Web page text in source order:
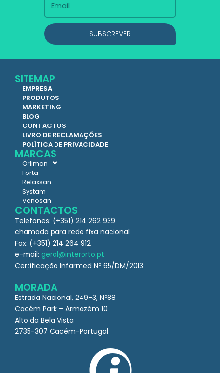
SUBSCREVER
SITEMAP
EMPRESA
PRODUTOS
MARKETING
BLOG
CONTACTOS
LIVRO DE RECLAMAÇÕES
POLÍTICA DE PRIVACIDADE
MARCAS
Orliman
Forta
Relaxsan
Systam
Venosan
CONTACTOS
Telefones: (+351) 214 262 939
chamada para rede fixa nacional
Fax: (+351) 214 264 912
e-mail: geral@interorto.pt
Certificação Infarmed Nº 65/DM/2013
MORADA
Estrada Nacional, 249-3, Nº88
Cacém Park – Armazém 10
Alto da Bela Vista
2735-307 Cacém-Portugal